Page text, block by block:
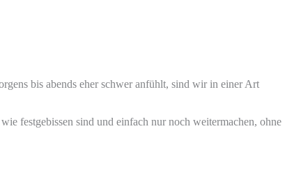
bis abends eher schwer anfühlt, sind wir in einer Art
festgebissen sind und einfach nur noch weitermachen, ohne